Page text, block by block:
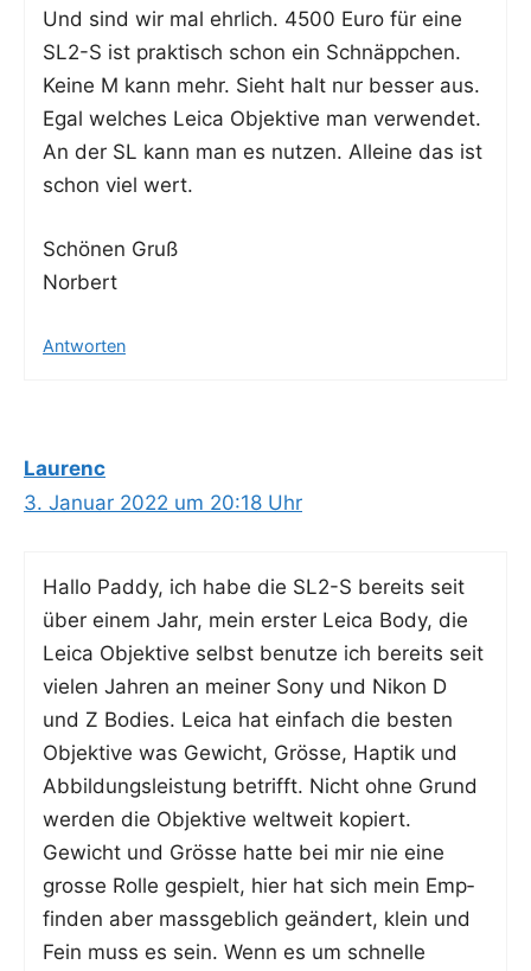
Und sind wir mal ehr­lich. 4500 Euro für eine
SL2-S ist prak­tisch schon ein Schnäpp­chen.
Kei­ne M kann mehr. Sieht halt nur bes­ser aus.
Egal wel­ches Lei­ca Objek­ti­ve man ver­wen­det.
An der SL kann man es nut­zen. Allei­ne das ist
schon viel wert.
Schö­nen Gruß
Norbert
Antworten
Laurenc
3. Januar 2022 um 20:18 Uhr
Hal­lo Pad­dy, ich habe die SL2-S bereits seit
über einem Jahr, mein ers­ter Lei­ca Body, die
Lei­ca Objek­ti­ve selbst benut­ze ich bereits seit
vie­len Jah­ren an mei­ner Sony und Nikon D
und Z Bodies. Lei­ca hat ein­fach die bes­ten
Objek­ti­ve was Gewicht, Grös­se, Hap­tik und
Abbil­dungs­leis­tung betrifft. Nicht ohne Grund
wer­den die Objek­ti­ve welt­weit kopiert.
Gewicht und Grös­se hat­te bei mir nie eine
gros­se Rol­le gespielt, hier hat sich mein Emp­
fin­den aber mass­geb­lich geän­dert, klein und
Fein muss es sein. Wenn es um schnel­le